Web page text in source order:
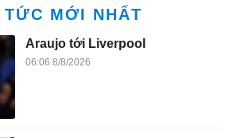
TỨC MỚI NHẤT
Araujo tới Liverpool
06:06 8/8/2026